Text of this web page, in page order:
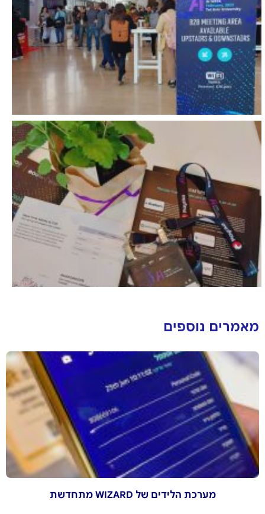
מאמרים נוספים
מערכת הלידים של WIZARD מתחדשת